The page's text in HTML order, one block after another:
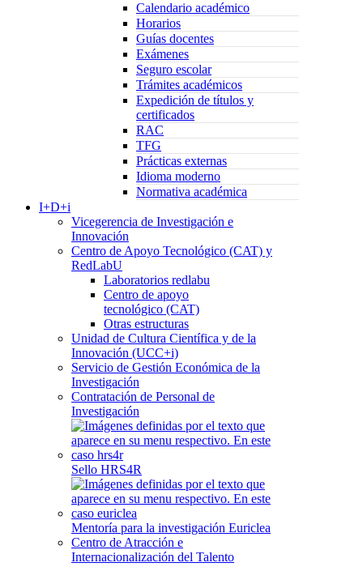
Calendario académico
Horarios
Guías docentes
Exámenes
Seguro escolar
Trámites académicos
Expedición de títulos y
certificados
RAC
TFG
Prácticas externas
Idioma moderno
Normativa académica
I+D+i
Vicegerencia de Investigación e
Innovación
Centro de Apoyo Tecnológico (CAT) y
RedLabU
Laboratorios redlabu
Centro de apoyo
tecnológico (CAT)
Otras estructuras
Unidad de Cultura Científica y de la
Innovación (UCC+i)
Servicio de Gestión Económica de la
Investigación
Contratación de Personal de
Investigación
Sello HRS4R
Mentoría para la investigación Euriclea
Centro de Atracción e
Internacionalización del Talento